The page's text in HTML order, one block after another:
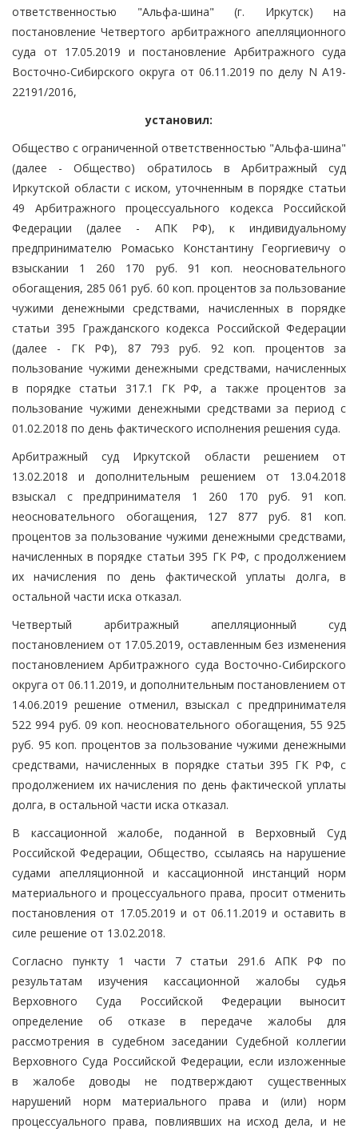
ответственностью "Альфа-шина" (г. Иркутск) на
постановление Четвертого арбитражного апелляционного
суда от 17.05.2019 и постановление Арбитражного суда
Восточно-Сибирского округа от 06.11.2019 по делу N А19-
22191/2016,
установил:
Общество с ограниченной ответственностью "Альфа-шина"
(далее - Общество) обратилось в Арбитражный суд
Иркутской области с иском, уточненным в порядке статьи
49 Арбитражного процессуального кодекса Российской
Федерации (далее - АПК РФ), к индивидуальному
предпринимателю Ромасько Константину Георгиевичу о
взыскании 1 260 170 руб. 91 коп. неосновательного
обогащения, 285 061 руб. 60 коп. процентов за пользование
чужими денежными средствами, начисленных в порядке
статьи 395 Гражданского кодекса Российской Федерации
(далее - ГК РФ), 87 793 руб. 92 коп. процентов за
пользование чужими денежными средствами, начисленных
в порядке статьи 317.1 ГК РФ, а также процентов за
пользование чужими денежными средствами за период с
01.02.2018 по день фактического исполнения решения суда.
Арбитражный суд Иркутской области решением от
13.02.2018 и дополнительным решением от 13.04.2018
взыскал с предпринимателя 1 260 170 руб. 91 коп.
неосновательного обогащения, 127 877 руб. 81 коп.
процентов за пользование чужими денежными средствами,
начисленных в порядке статьи 395 ГК РФ, с продолжением
их начисления по день фактической уплаты долга, в
остальной части иска отказал.
Четвертый арбитражный апелляционный суд
постановлением от 17.05.2019, оставленным без изменения
постановлением Арбитражного суда Восточно-Сибирского
округа от 06.11.2019, и дополнительным постановлением от
14.06.2019 решение отменил, взыскал с предпринимателя
522 994 руб. 09 коп. неосновательного обогащения, 55 925
руб. 95 коп. процентов за пользование чужими денежными
средствами, начисленных в порядке статьи 395 ГК РФ, с
продолжением их начисления по день фактической уплаты
долга, в остальной части иска отказал.
В кассационной жалобе, поданной в Верховный Суд
Российской Федерации, Общество, ссылаясь на нарушение
судами апелляционной и кассационной инстанций норм
материального и процессуального права, просит отменить
постановления от 17.05.2019 и от 06.11.2019 и оставить в
силе решение от 13.02.2018.
Согласно пункту 1 части 7 статьи 291.6 АПК РФ по
результатам изучения кассационной жалобы судья
Верховного Суда Российской Федерации выносит
определение об отказе в передаче жалобы для
рассмотрения в судебном заседании Судебной коллегии
Верховного Суда Российской Федерации, если изложенные
в жалобе доводы не подтверждают существенных
нарушений норм материального права и (или) норм
процессуального права, повлиявших на исход дела, и не